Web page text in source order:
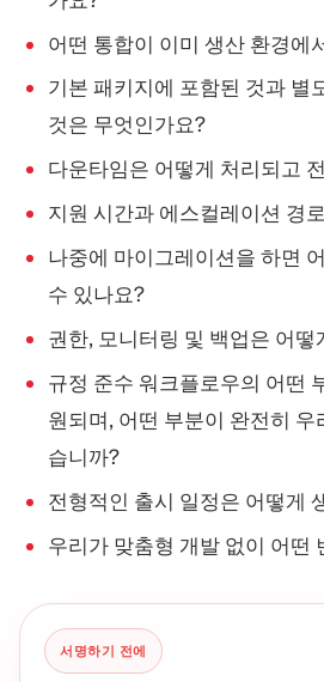
어떤 통합이 이미 생산 환경에
기본 패키지에 포함된 것과 별
것은 무엇인가요?
다운타임은 어떻게 처리되고
지원 시간과 에스컬레이션 경
나중에 마이그레이션을 하면
수 있나요?
권한, 모니터링 및 백업은 어
규정 준수 워크플로우의 어떤
원되며, 어떤 부분이 완전히
습니까?
전형적인 출시 일정은 어떻게
우리가 맞춤형 개발 없이 어떤
서명하기 전에